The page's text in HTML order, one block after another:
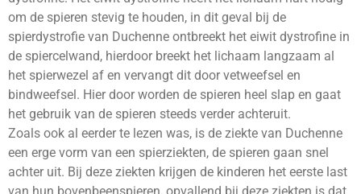
om de spieren stevig te houden, in dit geval bij de
spierdystrofie van Duchenne ontbreekt het eiwit dystrofine in
de spiercelwand, hierdoor breekt het lichaam langzaam al
het spierwezel af en vervangt dit door vetweefsel en
bindweefsel. Hier door worden de spieren heel slap en gaat
het gebruik van de spieren steeds verder achteruit.
Zoals ook al eerder te lezen was, is de ziekte van Duchenne
een erge vorm van een spierziekten, de spieren gaan snel
achter uit. Bij deze ziekten krijgen de kinderen het eerste last